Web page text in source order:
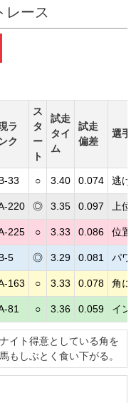
レース
ラ
ンク
ス
タ
ー
ト
試走
タイ
ム
試走
偏差
選手
33 ○ 3.40 0.074 逃げ
220 ◎ 3.35 0.097 上
225 ○ 3.33 0.086 位置
5 ◎ 3.29 0.081 パワ
163 ○ 3.33 0.078 角に
81 ○ 3.36 0.059 イン
イト得意としている角を
もしぶとく食い下がる。